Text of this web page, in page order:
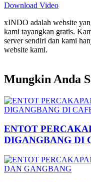
Download Video
xINDO adalah website
kami tayangkan gratis.
server sendiri dan kami
website kami.
Mungkin Anda
ENTOT
DIGANGBANG DI